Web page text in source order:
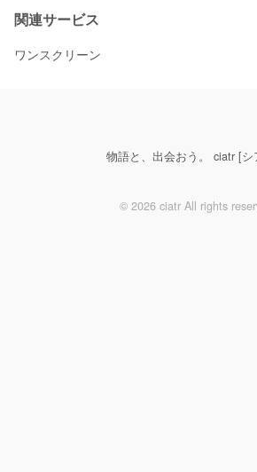
関連サービス
ワンスクリーン
物語と、出会おう。 ciatr [シ
© 2026 ciatr All rights